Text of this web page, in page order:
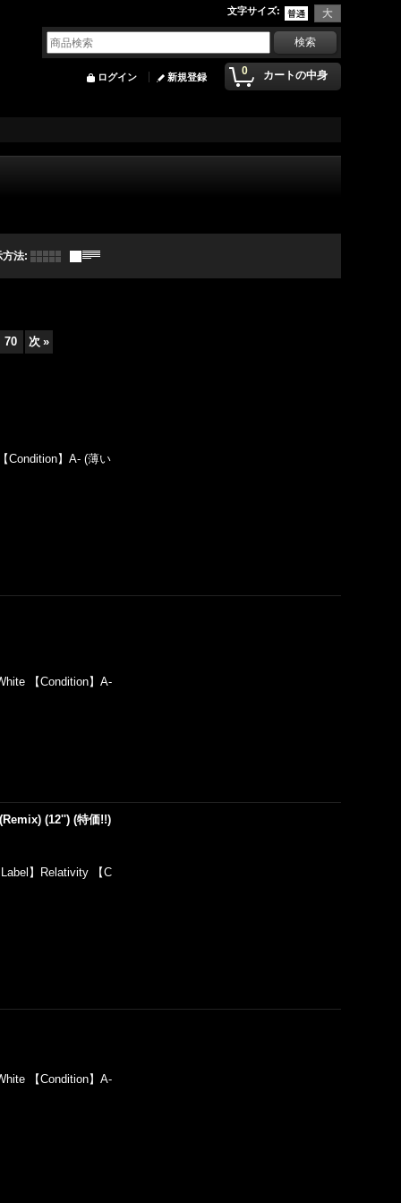
文字サイズ:
0 カートの中身
ログイン 新規登録
方法:
70 次 »
Condition】A- (薄い
【Condition】A-
(12'') (特価!!)
】Relativity 【C
【Condition】A-